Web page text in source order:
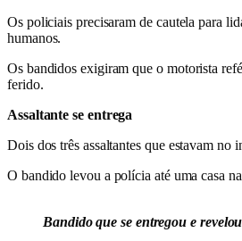
Os policiais precisaram de cautela para
humanos.
Os bandidos exigiram que o motorista
ferido.
Assaltante se entrega
Dois dos três assaltantes que estavam
O bandido levou a polícia até uma casa
Bandido que se entregou e